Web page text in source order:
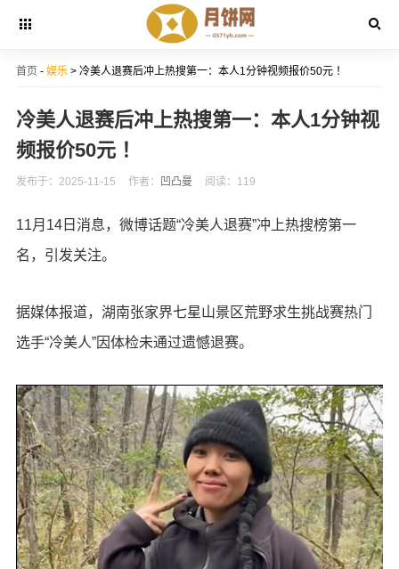
首页 - 娱乐> 冷美人退赛后冲上热搜第一：本人1分钟视频报价50元 ！
冷美人退赛后冲上热搜第一：本人1分钟视
频报价50元 ！
发布于：2025-11-15 作者： 凹凸曼 阅读：119
11月14日消息，微博话题“冷美人退赛”冲上热搜榜第一
名，引发关注。
据媒体报道，湖南张家界七星山景区荒野求生挑战赛热门
选手“冷美人”因体检未通过遗憾退赛。